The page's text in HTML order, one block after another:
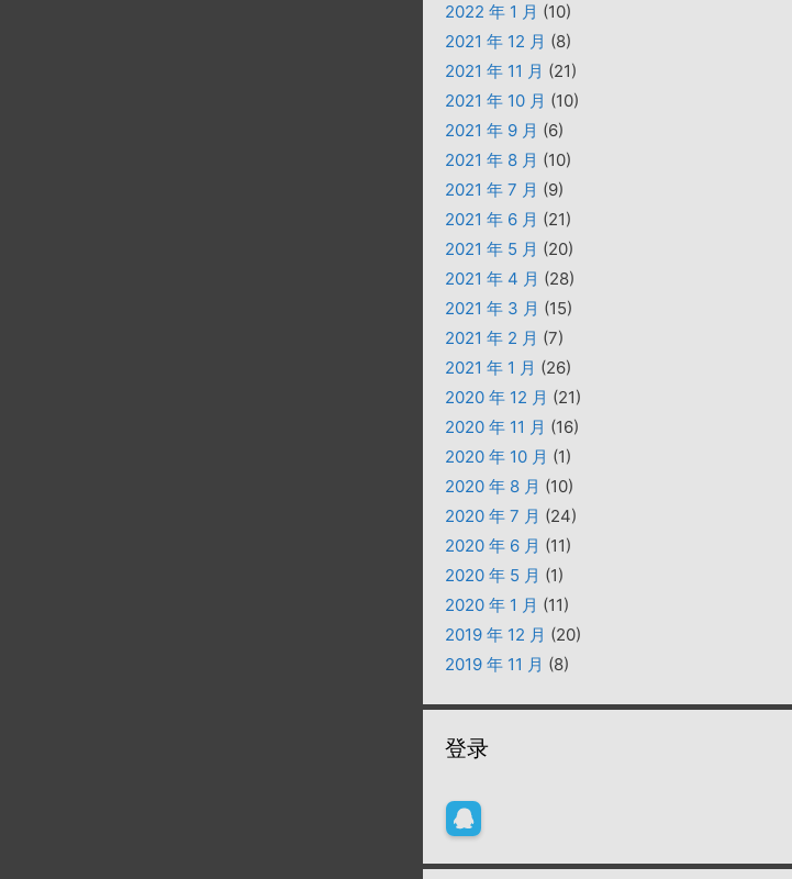
2022 年 1 月 (10)
2021 年 12 月 (8)
2021 年 11 月 (21)
2021 年 10 月 (10)
2021 年 9 月 (6)
2021 年 8 月 (10)
2021 年 7 月 (9)
2021 年 6 月 (21)
2021 年 5 月 (20)
2021 年 4 月 (28)
2021 年 3 月 (15)
2021 年 2 月 (7)
2021 年 1 月 (26)
2020 年 12 月 (21)
2020 年 11 月 (16)
2020 年 10 月 (1)
2020 年 8 月 (10)
2020 年 7 月 (24)
2020 年 6 月 (11)
2020 年 5 月 (1)
2020 年 1 月 (11)
2019 年 12 月 (20)
2019 年 11 月 (8)
登录